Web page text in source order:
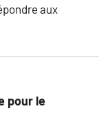
aux
pour le